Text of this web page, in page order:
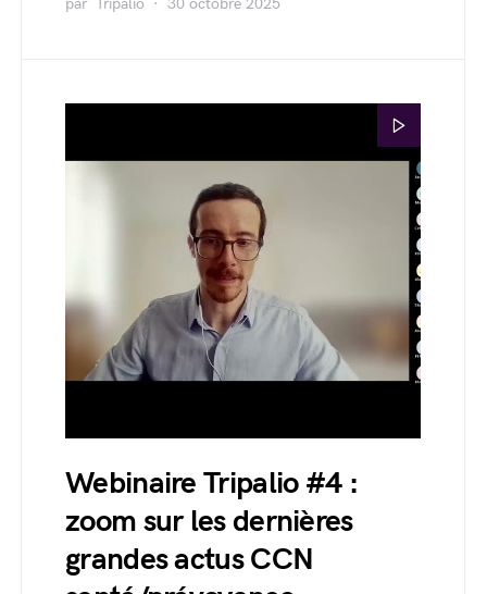
par Tripalio 30 octobre 2025
Webinaire Tripalio #4 :
zoom sur les dernières
grandes actus CCN